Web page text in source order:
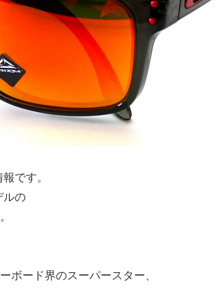
です。
ルの
ボード界のスーパースター、